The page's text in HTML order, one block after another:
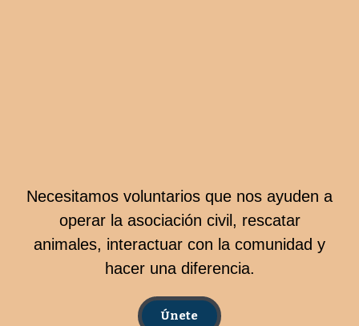
Necesitamos voluntarios que nos ayuden a
operar la asociación civil, rescatar
animales, interactuar con la comunidad y
hacer una diferencia.
Únete